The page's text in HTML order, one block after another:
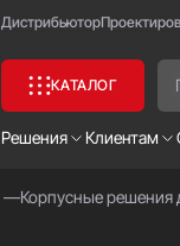
Дистрибьютор
КАТАЛОГ
Решения Клиентам
Корпусные решения